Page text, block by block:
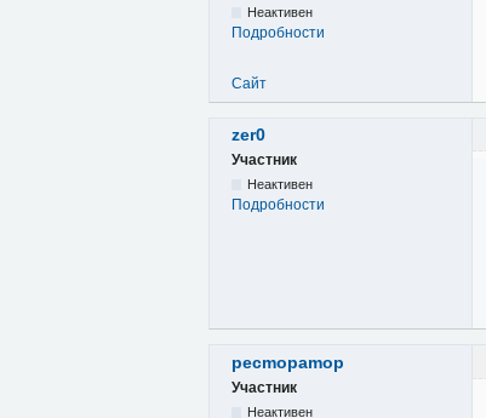
Неактивен
Подробности
Сайт
zer0
Участник
Неактивен
Подробности
pecmopamop
Участник
Неактивен